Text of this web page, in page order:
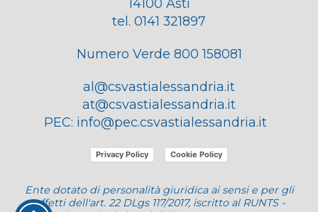
14100 Asti
tel. 0141 321897
Numero Verde 800 158081
al@csvastialessandria.it
at@csvastialessandria.it
PEC: info@pec.csvastialessandria.it
Privacy Policy Cookie Policy
Ente dotato di personalità giuridica ai sensi e per gli
effetti dell'art. 22 DLgs 117/2017, iscritto al RUNTS -